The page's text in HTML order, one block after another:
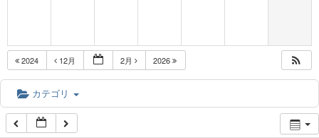
2024 12月 2月 2026
カテゴリ
5:00 AM
6:00 AM
7:00 AM